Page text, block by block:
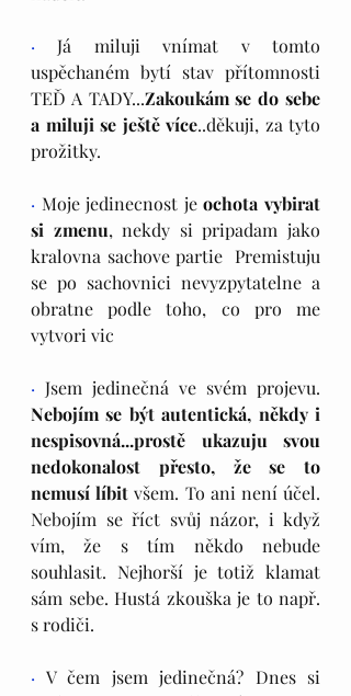
· Já miluji vnímat v tomto
uspěchaném bytí stav přítomnosti
TEĎ A TADY...Zakoukám se do sebe
a miluji se ještě více..děkuji, za tyto
prožitky.
· Moje jedinecnost je ochota vybirat
si zmenu, nekdy si pripadam jako
kralovna sachove partie  Premistuju
se po sachovnici nevyzpytatelne a
obratne podle toho, co pro me
vytvori vic
·
Nebojím se být autentická, někdy i
nespisovná...prostě ukazuju svou
nedokonalost přesto, že se to
nemusí líbit všem. To ani není účel.
Nebojím se říct svůj názor, i když
vím, že s tím někdo nebude
souhlasit. Nejhorší je totiž klamat
sám sebe. Hustá zkouška je to např.
s rodiči.
· V čem jsem jedinečná? Dnes si